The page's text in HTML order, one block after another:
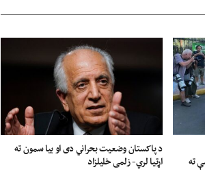
ته
د پاکستان وضعیت بحراني دی او بیا سمون ته
اړتیا لري- زلمی خلیلزاد